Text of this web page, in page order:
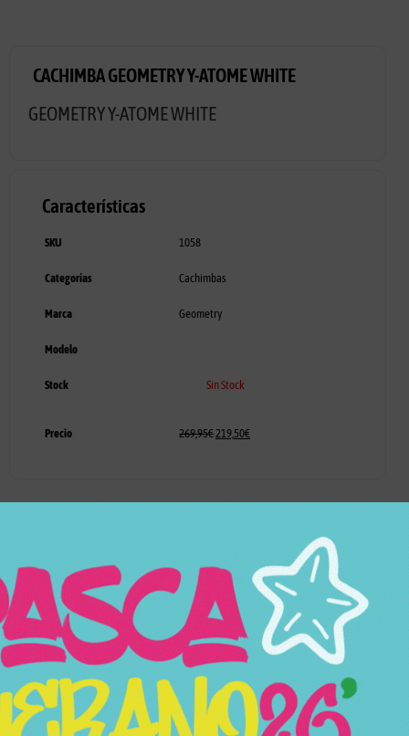
CACHIMBA GEOMETRY Y-ATOME WHITE
GEOMETRY Y-ATOME WHITE
Características
SKU 1058
Categorías Cachimbas
Marca Geometry
Modelo
Stock Sin Stock
Precio 269,95€ 219,50€
Productos relacionados
Productos relacionados con CACHIMBA GEOMETRY Y-ATOME
WHITE
Todos los productos